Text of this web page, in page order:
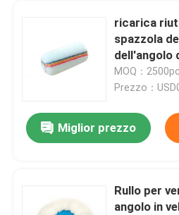
ricarica
spazzola
dell'angolo
mucchio di
MOQ：
Prezzo：
Miglior prezzo
Rullo per
angolo in